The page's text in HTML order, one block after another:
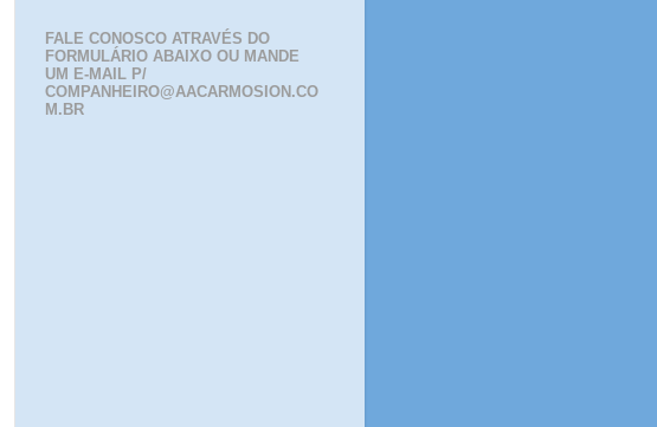
FALE CONOSCO ATRAVÉS DO
FORMULÁRIO ABAIXO OU MANDE
UM E-MAIL P/
COMPANHEIRO@AACARMOSION.CO
M.BR